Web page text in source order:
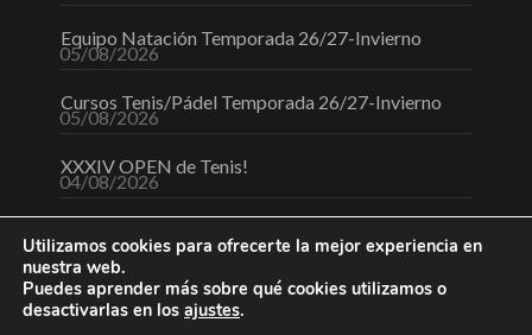
Equipo Natación Temporada 26/27-Invierno
05/08/2026
Cursos Tenis/Pádel Temporada 26/27-Invierno
05/08/2026
XXXIV OPEN de Tenis!
04/08/2026
Utilizamos cookies para ofrecerte la mejor experiencia en
nuestra web.
Puedes aprender más sobre qué cookies utilizamos o
desactivarlas en los ajustes.